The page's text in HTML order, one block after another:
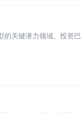
关键潜力领域。投资